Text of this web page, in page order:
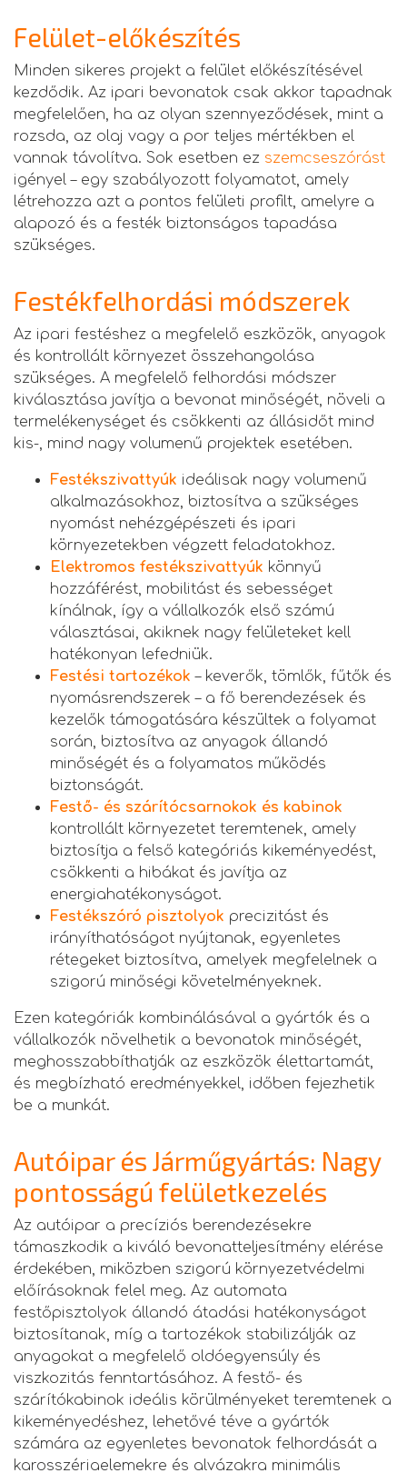
Felület-előkészítés
Minden sikeres projekt a felület előkészítésével
kezdődik. Az ipari bevonatok csak akkor tapadnak
megfelelően, ha az olyan szennyeződések, mint a
rozsda, az olaj vagy a por teljes mértékben el
vannak távolítva. Sok esetben ez szemcseszórást
igényel – egy szabályozott folyamatot, amely
létrehozza azt a pontos felületi profilt, amelyre a
alapozó és a festék biztonságos tapadása
szükséges.
Festékfelhordási módszerek
Az ipari festéshez a megfelelő eszközök, anyagok
és kontrollált környezet összehangolása
szükséges. A megfelelő felhordási módszer
kiválasztása javítja a bevonat minőségét, növeli a
termelékenységet és csökkenti az állásidőt mind
kis-, mind nagy volumenű projektek esetében.
Festékszivattyúk ideálisak nagy volumenű
alkalmazásokhoz, biztosítva a szükséges
nyomást nehézgépészeti és ipari
környezetekben végzett feladatokhoz.
Elektromos festékszivattyúk könnyű
hozzáférést, mobilitást és sebességet
kínálnak, így a vállalkozók első számú
választásai, akiknek nagy felületeket kell
hatékonyan lefedniük.
Festési tartozékok – keverők, tömlők, fűtők és
nyomásrendszerek – a fő berendezések és
kezelők támogatására készültek a folyamat
során, biztosítva az anyagok állandó
minőségét és a folyamatos működés
biztonságát.
Festő- és szárítócsarnokok és kabinok
kontrollált környezetet teremtenek, amely
biztosítja a felső kategóriás kikeményedést,
csökkenti a hibákat és javítja az
energiahatékonyságot.
Festékszóró pisztolyok precizitást és
irányíthatóságot nyújtanak, egyenletes
rétegeket biztosítva, amelyek megfelelnek a
szigorú minőségi követelményeknek.
Ezen kategóriák kombinálásával a gyártók és a
vállalkozók növelhetik a bevonatok minőségét,
meghosszabbíthatják az eszközök élettartamát,
és megbízható eredményekkel, időben fejezhetik
be a munkát.
Autóipar és Járműgyártás: Nagy
pontosságú felületkezelés
Az autóipar a precíziós berendezésekre
támaszkodik a kiváló bevonatteljesítmény elérése
érdekében, miközben szigorú környezetvédelmi
előírásoknak felel meg. Az automata
festőpisztolyok állandó átadási hatékonyságot
biztosítanak, míg a tartozékok stabilizálják az
anyagokat a megfelelő oldóegyensúly és
viszkozitás fenntartásához. A festő- és
szárítókabinok ideális körülményeket teremtenek a
kikeményedéshez, lehetővé téve a gyártók
számára az egyenletes bevonatok felhordását a
karosszériaelemekre és alvázakra minimális